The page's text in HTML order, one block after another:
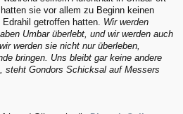
sie vor allem zu Beginn keinen
getroffen hatten. Wir werden
Umbar überlebt, und wir werden auch
werden sie nicht nur überleben,
bringen. Uns bleibt gar keine andere
steht Gondors Schicksal auf Messers